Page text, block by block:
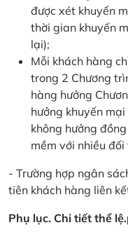
được xét khuyến
thời gian khuyến
lại);
Mỗi khách hàng
trong 2 Chương
hàng hưởng
hưởng khuyến
không hưởng
mềm với nhiều đối
- Trường hợp ngân
tiên khách hàng liên
Phụ lục. Chi tiết thể